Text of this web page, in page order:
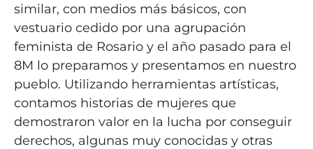
similar, con medios más básicos, con
vestuario cedido por una agrupación
feminista de Rosario y el año pasado para el
8M lo preparamos y presentamos en nuestro
pueblo. Utilizando herramientas artísticas,
contamos historias de mujeres que
demostraron valor en la lucha por conseguir
derechos, algunas muy conocidas y otras